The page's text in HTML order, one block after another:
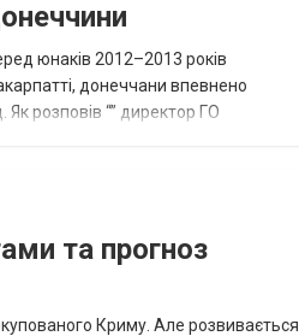
юнаків 2012–2013 років
донеччани впевнено
розповів “” директор ГО
та прогноз
Криму. Але розвивається